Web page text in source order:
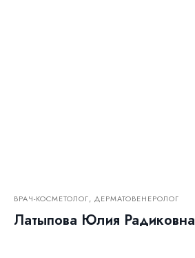
ВРАЧ-КОСМЕТОЛОГ, ДЕРМАТОВЕНЕРОЛОГ
Латыпова Юлия Радиковна